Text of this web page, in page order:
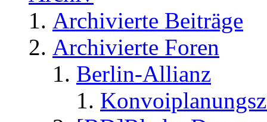
Archivierte Beiträge
Archivierte Foren
Berlin-Allianz